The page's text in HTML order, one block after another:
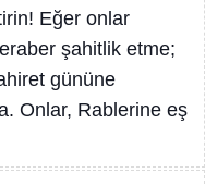
Eğer onlar
şahitlik etme;
gününe
Onlar, Rablerine eş